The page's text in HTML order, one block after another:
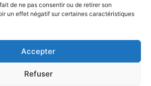
de ne pas consentir ou de retirer son
un effet négatif sur certaines caractéristiques
Accepter
Refuser
CGV - CGL
© 2026 Aurum Omnes